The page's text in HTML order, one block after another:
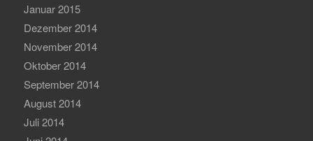
Januar 2015
Dezember 2014
November 2014
Oktober 2014
September 2014
August 2014
Juli 2014